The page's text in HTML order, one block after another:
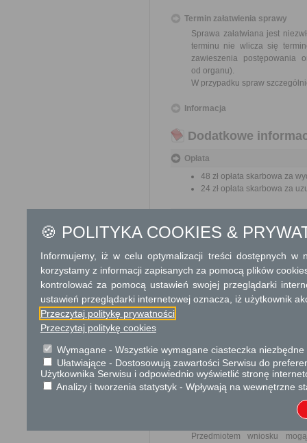
Termin załatwienia sprawy
Sprawa załatwiana jest
terminu nie wlicza się
zawieszenia postępowania
od organu).
W przypadku spraw
Informacja
Dodatkowe
Opłata
48 zł opłata skarbowa za
24 zł opłata skarbowa za
Numer rachunku bankowego:
Nazwa odbiorcy rachunku
Powiat Grójecki
Tryb odwoławczy
od opłat.
Skargi i wnioski
Przedmiotem skargi może
ich pracowników, naruszenie
Przedmiotem wniosku
🍪 POLITYKA COOKIES &
Informujemy, iż w celu optymalizacji treści dostępnych w
korzystamy z informacji zapisanych za pomocą plików
kontrolować za pomocą ustawień swojej przeglądarki
ustawień przeglądarki internetowej oznacza, iż użytkownik
Przeczytaj politykę prywatności
Przeczytaj politykę cookies
Wymagane - Wszystkie wymagane ciasteczka
Ułatwiające - Dostosowują zawartości Serwisu do
Użytkownika Serwisu i odpowiednio wyświetlić stronę
Analizy i tworzenia statystyk - Wpływają na wewnętrzne